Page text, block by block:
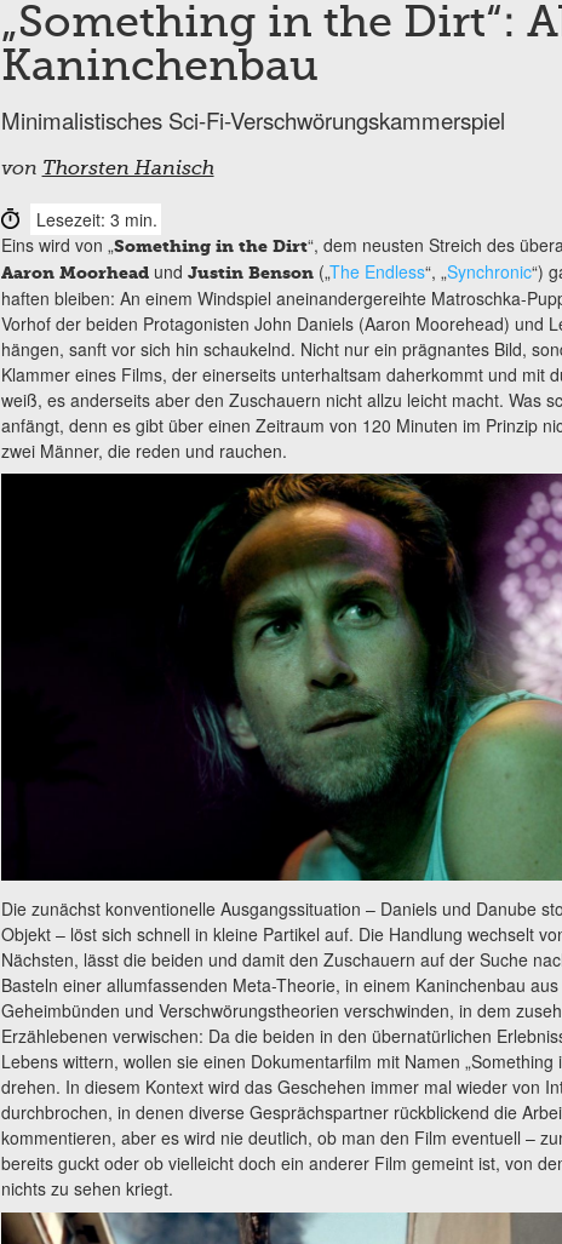
„Something in the Dirt“:
Kaninchenbau
Minimalistisches Sci-Fi-Verschwörungskammerspiel
von Thorsten Hanisch
Lesezeit: 3 min.
Eins wird von „Something in the Dirt“, dem neusten Streich des
Aaron Moorheadund Justin Benson(„The Endless“, „Synchronic“)
haften bleiben: An einem Windspiel aneinandergereihte Matroschka-
Vorhof der beiden Protagonisten John Daniels (Aaron Moorehead) und
hängen, sanft vor sich hin schaukelnd. Nicht nur ein prägnantes Bild,
Klammer eines Films, der einerseits unterhaltsam daherkommt und mit
weiß, es anderseits aber den Zuschauern nicht allzu leicht macht. Was
anfängt, denn es gibt über einen Zeitraum von 120 Minuten im Prinzip
zwei Männer, die reden und rauchen.
Die zunächst konventionelle Ausgangssituation – Daniels und Danube
Objekt – löst sich schnell in kleine Partikel auf. Die Handlung wechselt
Nächsten, lässt die beiden und damit den Zuschauern auf der Suche
Basteln einer allumfassenden Meta-Theorie, in einem Kaninchenbau
Geheimbünden und Verschwörungstheorien verschwinden, in dem
Erzählebenen verwischen: Da die beiden in den übernatürlichen
Lebens wittern, wollen sie einen Dokumentarfilm mit Namen „Something
drehen. In diesem Kontext wird das Geschehen immer mal wieder von
durchbrochen, in denen diverse Gesprächspartner rückblickend die
kommentieren, aber es wird nie deutlich, ob man den Film eventuell –
bereits guckt oder ob vielleicht doch ein anderer Film gemeint ist, von
nichts zu sehen kriegt.